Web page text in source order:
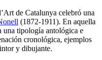
de Catalunya celebró una
(1872-1911). En aquella
una tipología antológica e
cronológica, ejemplos
y dibujante.